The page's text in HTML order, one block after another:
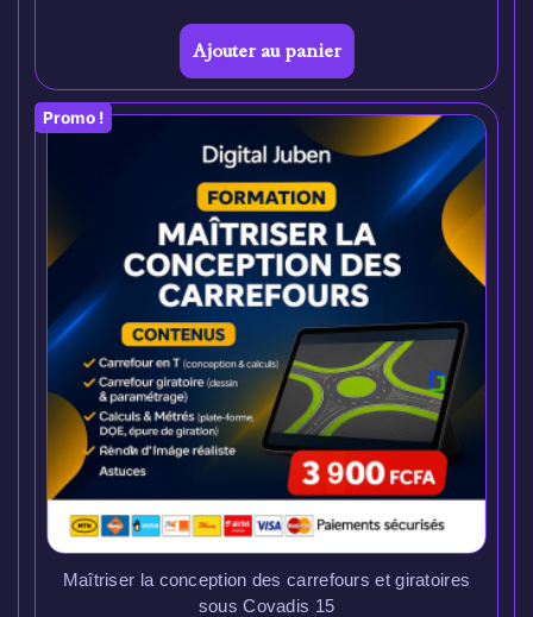
Ajouter au panier
Promo !
Maîtriser la conception des carrefours et giratoires
sous Covadis 15